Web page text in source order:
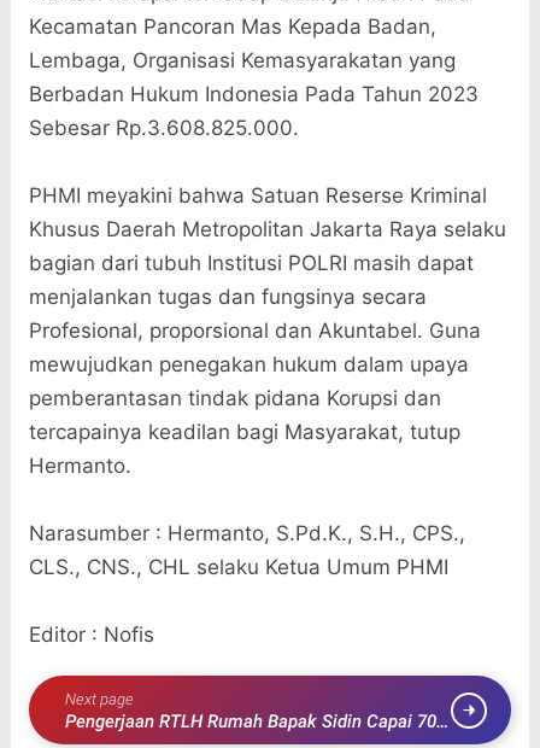
Kecamatan Pancoran Mas Kepada Badan,
Lembaga, Organisasi Kemasyarakatan yang
Berbadan Hukum Indonesia Pada Tahun 2023
Sebesar Rp.3.608.825.000.
PHMI meyakini bahwa Satuan Reserse Kriminal
Khusus Daerah Metropolitan Jakarta Raya selaku
bagian dari tubuh Institusi POLRI masih dapat
menjalankan tugas dan fungsinya secara
Profesional, proporsional dan Akuntabel. Guna
mewujudkan penegakan hukum dalam upaya
pemberantasan tindak pidana Korupsi dan
tercapainya keadilan bagi Masyarakat, tutup
Hermanto.
Narasumber : Hermanto, S.Pd.K., S.H., CPS.,
CLS., CNS., CHL selaku Ketua Umum PHMI
Editor : Nofis
Next page
Pengerjaan RTLH Rumah Bapak Sidin Capai 70